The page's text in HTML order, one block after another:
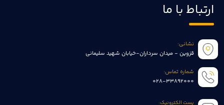
ارتباط با ما
نشانی:
قزوین - میدان سرداران-خیابان شهید سلیمانی
شماره تماس:
028-33892000
پست الکترونیک: